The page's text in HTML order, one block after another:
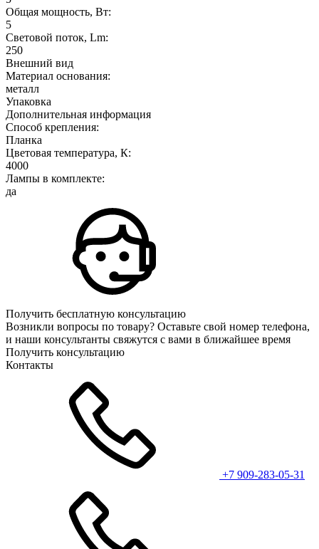
Общая мощность, Вт:
5
Световой поток, Lm:
250
Внешний вид
Материал основания:
металл
Упаковка
Дополнительная информация
Способ крепления:
Планка
Цветовая температура, К:
4000
Лампы в комплекте:
да
Получить бесплатную консультацию
Возникли вопросы по товару? Оставьте свой номер телефона,
и наши консультанты свяжутся с вами в ближайшее время
Получить консультацию
Контакты
+7 909-283-05-31